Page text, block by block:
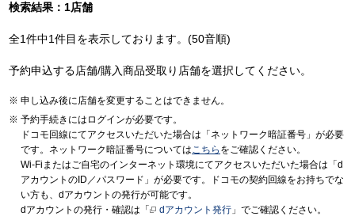
検索結果：1店舗
全1件中1件目を表示しております。(50音順)
予約申込する店舗/購入商品受取り店舗を選択してください。
申し込み後に店舗を変更することはできません。
予約手続きにはログインが必要です。
ドコモ回線にてアクセスいただいた場合は「ネットワーク暗証番号」が必要
です。ネットワーク暗証番号についてはこちら をご確認ください。
Wi-Fiまたはご自宅のインターネット環境にてアクセスいただいた場合は「d
アカウントのID／パスワード」が必要です。ドコモの契約回線をお持ちでな
い方も、dアカウントの発行が可能です。
dアカウントの発行・確認は「
dアカウント発行 」でご確認ください。